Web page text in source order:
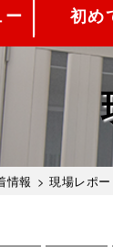
ー 初め
情報 > 現場レポー